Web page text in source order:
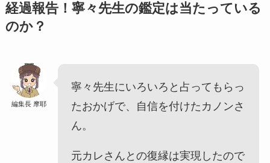
経過報告！寧々先生の鑑定は当たっている
のか？
編集長 摩耶
寧々先生にいろいろと占ってもらっ
たおかげで、自信を付けたカノンさ
ん。
元カレさんとの復縁は実現したので